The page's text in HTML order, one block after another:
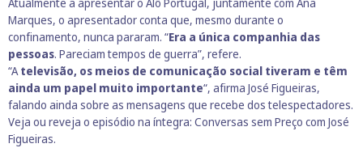
Marques, o apresentador conta que, mesmo durante o
confinamento, nunca pararam. “Era a única companhia das
pessoas. Pareciam tempos de guerra”, refere.
“Atelevisão, os meios de comunicação social tiveram e têm
ainda um papel muito importante“, afirma José Figueiras,
falando ainda sobre as mensagens que recebe dos telespectadores.
Veja ou reveja o episódio na íntegra: Conversas sem Preço com José
Figueiras.